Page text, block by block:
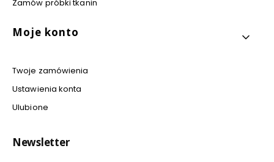
Zamów próbki tkanin
Moje konto
Twoje zamówienia
Ustawienia konta
Ulubione
Newsletter